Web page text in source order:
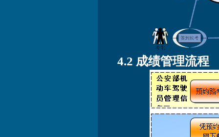
4.2 成绩管理流程